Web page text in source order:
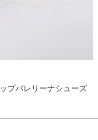
プバレリーナシューズ